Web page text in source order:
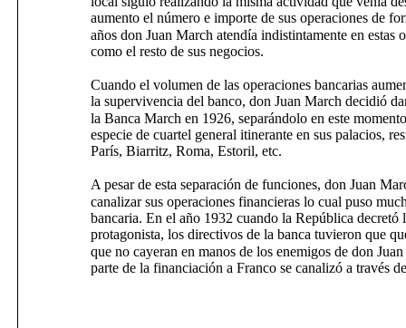
aumento el número e importe de sus operaciones de
años don Juan March atendía indistintamente en estas
como el resto de sus negocios.
Cuando el volumen de las operaciones bancarias
la supervivencia del banco, don Juan March decidió
la Banca March en 1926, separándolo en este
especie de cuartel general itinerante en sus palacios,
París, Biarritz, Roma, Estoril, etc.
A pesar de esta separación de funciones, don Juan
canalizar sus operaciones financieras lo cual puso
bancaria. En el año 1932 cuando la República
protagonista, los directivos de la banca tuvieron que
que no cayeran en manos de los enemigos de don
parte de la financiación a Franco se canalizó a través